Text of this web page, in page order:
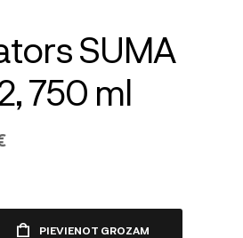
SUMA
750 ml
PIEVIENOT GROZAM